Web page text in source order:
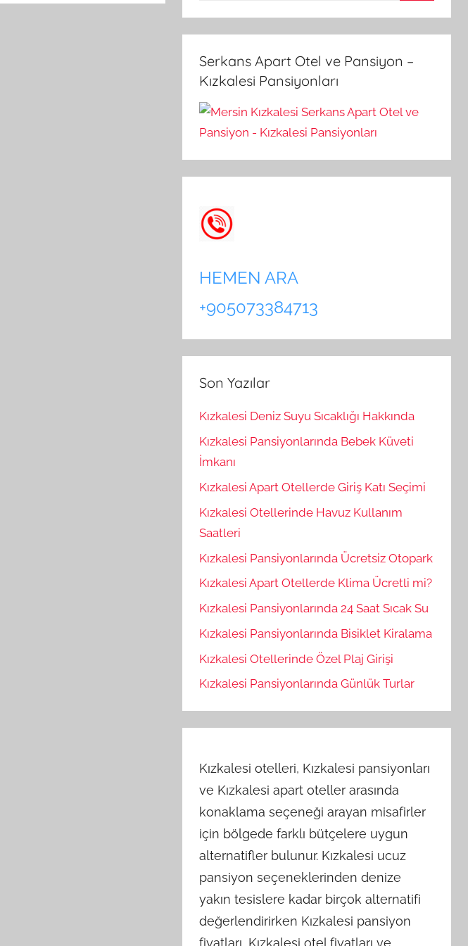
a
m
a
:
Serkans Apart Otel ve Pansiyon –
Kızkalesi Pansiyonları
HEMEN ARA
+905073384713
Son Yazılar
Kızkalesi Deniz Suyu Sıcaklığı Hakkında
Kızkalesi Pansiyonlarında Bebek Küveti
İmkanı
Kızkalesi Apart Otellerde Giriş Katı Seçimi
Kızkalesi Otellerinde Havuz Kullanım
Saatleri
Kızkalesi Pansiyonlarında Ücretsiz Otopark
Kızkalesi Apart Otellerde Klima Ücretli mi?
Kızkalesi Pansiyonlarında 24 Saat Sıcak Su
Kızkalesi Pansiyonlarında Bisiklet Kiralama
Kızkalesi Otellerinde Özel Plaj Girişi
Kızkalesi Pansiyonlarında Günlük Turlar
Kızkalesi otelleri, Kızkalesi pansiyonları
ve Kızkalesi apart oteller arasında
konaklama seçeneği arayan misafirler
için bölgede farklı bütçelere uygun
alternatifler bulunur. Kızkalesi ucuz
pansiyon seçeneklerinden denize
yakın tesislere kadar birçok alternatifi
değerlendirirken Kızkalesi pansiyon